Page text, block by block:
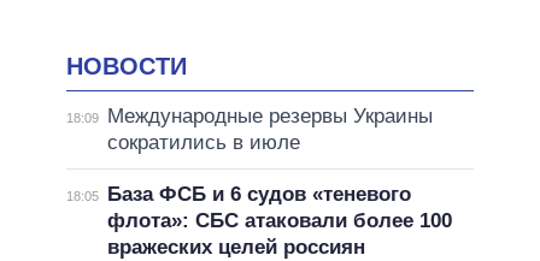
НОВОСТИ
18:09
Международные резервы Украины
сократились в июле
18:05
База ФСБ и 6 судов «теневого
флота»: СБС атаковали более 100
вражеских целей россиян